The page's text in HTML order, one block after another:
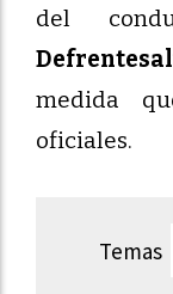
del
medida
oficiales.